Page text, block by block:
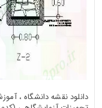
دانلود نقشه دانشگاه ،